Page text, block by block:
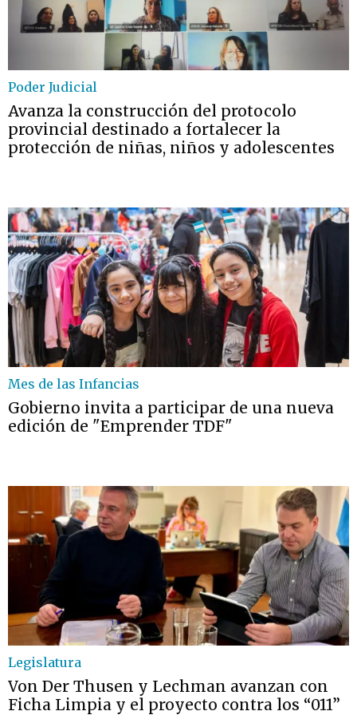
Poder Judicial
Avanza la construcción del protocolo
provincial destinado a fortalecer la
protección de niñas, niños y adolescentes
Mes de las Infancias
Gobierno invita a participar de una nueva
edición de "Emprender TDF"
Legislatura
Von Der Thusen y Lechman avanzan con
Ficha Limpia y el proyecto contra los “011”